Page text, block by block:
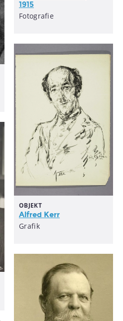
1915
Fotografie
OBJEKT
Alfred Kerr
Grafik